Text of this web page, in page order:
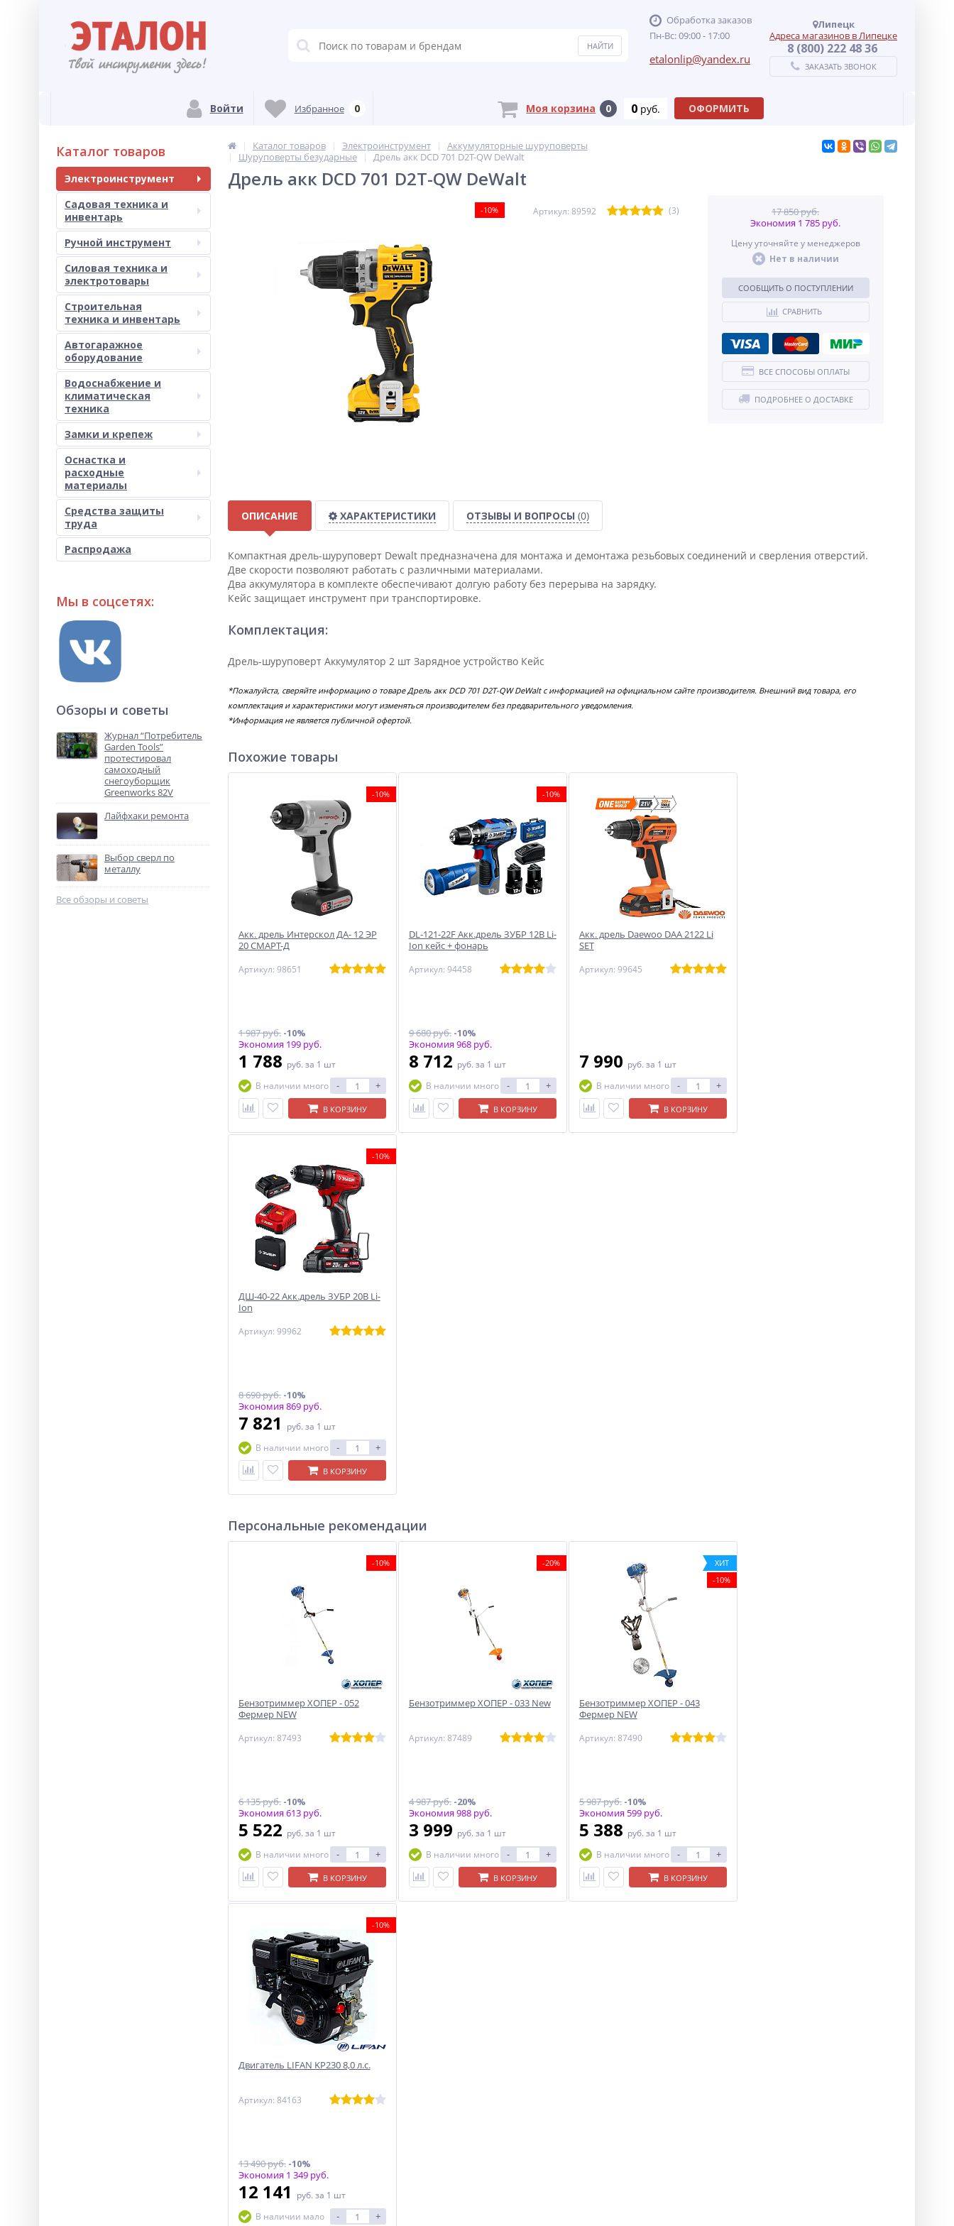
Обработка заказов
Пн-Вс: 09:00 - 17:00
etalonlip@yandex.ru
Липецк
Адреса магазинов в Липецке
8 (800) 222 48 36
ЗАКАЗАТЬ ЗВОНОК
Войти Избранное 0 Моя корзина 0 0 руб. ОФОРМИТЬ
Каталог товаров
Электроинструмент
Садовая техника и
инвентарь
Ручной инструмент
Силовая техника и
электротовары
Строительная
техника и инвентарь
Автогаражное
оборудование
Водоснабжение и
климатическая
техника
Замки и крепеж
Оснастка и
расходные
материалы
Средства защиты
труда
Распродажа
Мы в соцсетях:
Обзоры и советы
Журнал “Потребитель
Garden Tools”
протестировал
самоходный
снегоуборщик
Greenworks 82V
Лайфхаки ремонта
Выбор сверл по
металлу
Все обзоры и советы
Каталог товаров Электроинструмент
Аккумуляторные шуруповерты
Шуруповерты безударные
Дрель акк DCD 701 D2T-QW DeWalt
Дрель акк DCD 701 D2T-QW DeWalt
-10% Артикул: 89592 (3)
17 850 руб.
Экономия 1 785 руб.
Цену уточняйте у менеджеров
Нет в наличии
СООБЩИТЬ О ПОСТУПЛЕНИИ
СРАВНИТЬ
ВСЕ СПОСОБЫ ОПЛАТЫ
ПОДРОБНЕЕ О ДОСТАВКЕ
ОПИСАНИЕ ХАРАКТЕРИСТИКИ ОТЗЫВЫ И ВОПРОСЫ (0)
Компактная дрель-шуруповерт Dewalt предназначена для монтажа и демонтажа резьбовых соединений и сверления отверстий.
Две скорости позволяют работать с различными материалами.
Два аккумулятора в комплекте обеспечивают долгую работу без перерыва на зарядку.
Кейс защищает инструмент при транспортировке.
Комплектация:
Дрель-шуруповерт Аккумулятор 2 шт Зарядное устройство Кейс
*Пожалуйста, сверяйте информацию о товаре Дрель акк DCD 701 D2T-QW DeWalt с информацией на официальном сайте производителя. Внешний вид товара, его
комплектация и характеристики могут изменяться производителем без предварительного уведомления.
*Информация не является публичной офертой.
Похожие товары
-10%
Акк. дрель Интерскол ДА- 12 ЭР
20 СМАРТ-Д
Артикул: 98651
1 987 руб.-10%
Экономия 199 руб.
1 788 руб. за 1 шт
В наличии много
- +
В КОРЗИНУ
-10%
DL-121-22F Акк.дрель ЗУБР 12В Li-
Ion кейс + фонарь
Артикул: 94458
9 680 руб.-10%
Экономия 968 руб.
8 712 руб. за 1 шт
В наличии много
- +
В КОРЗИНУ
Акк. дрель Daewoo DAA 2122 Li
SET
Артикул: 99645
7 990 руб. за 1 шт
В наличии много
- +
В КОРЗИНУ
-10%
ДШ-40-22 Акк.дрель ЗУБР 20В Li-
Ion
Артикул: 99962
8 690 руб.-10%
Экономия 869 руб.
7 821 руб. за 1 шт
В наличии много
- +
В КОРЗИНУ
Персональные рекомендации
-10%
Бензотриммер ХОПЕР - 052
Фермер NEW
Артикул: 87493
6 135 руб.-10%
Экономия 613 руб.
5 522 руб. за 1 шт
В наличии много
- +
В КОРЗИНУ
-20%
Бензотриммер ХОПЕР - 033 New
Артикул: 87489
4 987 руб.-20%
Экономия 988 руб.
3 999 руб. за 1 шт
В наличии много
- +
В КОРЗИНУ
ХИТ
-10%
Бензотриммер ХОПЕР - 043
Фермер NEW
Артикул: 87490
5 987 руб.-10%
Экономия 599 руб.
5 388 руб. за 1 шт
В наличии много
- +
В КОРЗИНУ
-10%
Двигатель LIFAN KP230 8,0 л.с.
Артикул: 84163
13 490 руб.-10%
Экономия 1 349 руб.
12 141 руб. за 1 шт
В наличии мало
- +